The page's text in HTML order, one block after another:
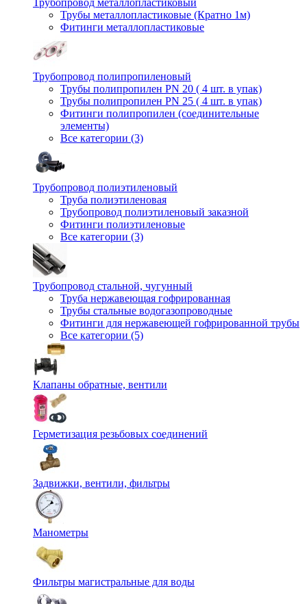
Трубы металлопластиковые (Кратно 1м)
Фитинги металлопластиковые
Трубопровод полипропиленовый
Трубы полипропилен PN 20 ( 4 шт. в упак)
Трубы полипропилен PN 25 ( 4 шт. в упак)
Фитинги полипропилен (cоединительные
элементы)
Все категории (3)
Трубопровод полиэтиленовый
Труба полиэтиленовая
Трубопровод полиэтиленовый заказной
Фитинги полиэтиленовые
Все категории (3)
Трубопровод стальной, чугунный
Труба нержавеющая гофрированная
Трубы стальные водогазопроводные
Фитинги для нержавеющей гофрированной трубы
Все категории (5)
Клапаны обратные, вентили
Герметизация резьбовых соединений
Задвижки, вентили, фильтры
Манометры
Фильтры магистральные для воды